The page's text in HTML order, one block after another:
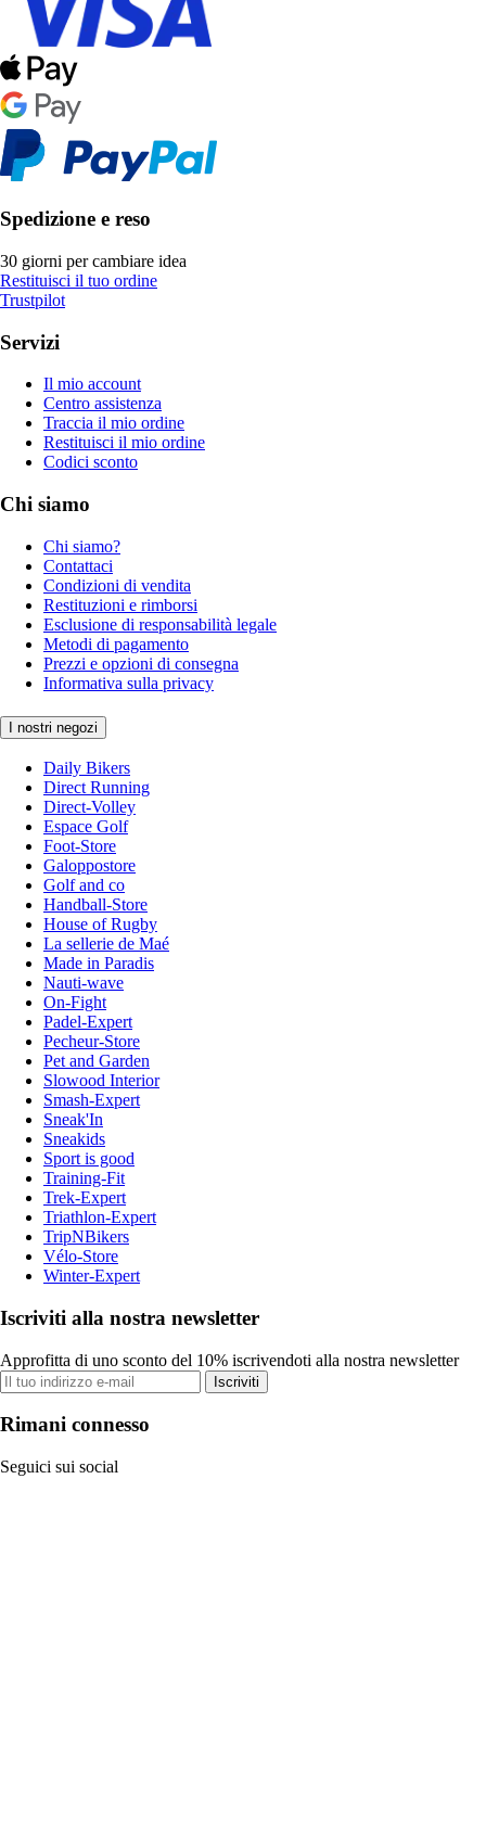
Spedizione e reso
30 giorni per cambiare idea
Restituisci il tuo ordine
Trustpilot
Servizi
Il mio account
Centro assistenza
Traccia il mio ordine
Restituisci il mio ordine
Codici sconto
Chi siamo
Chi siamo?
Contattaci
Condizioni di vendita
Restituzioni e rimborsi
Esclusione di responsabilità legale
Metodi di pagamento
Prezzi e opzioni di consegna
Informativa sulla privacy
I nostri negozi
Daily Bikers
Direct Running
Direct-Volley
Espace Golf
Foot-Store
Galoppostore
Golf and co
Handball-Store
House of Rugby
La sellerie de Maé
Made in Paradis
Nauti-wave
On-Fight
Padel-Expert
Pecheur-Store
Pet and Garden
Slowood Interior
Smash-Expert
Sneak'In
Sneakids
Sport is good
Training-Fit
Trek-Expert
Triathlon-Expert
TripNBikers
Vélo-Store
Winter-Expert
Iscriviti alla nostra newsletter
Approfitta di uno sconto del 10% iscrivendoti alla nostra newsletter
Iscriviti
Rimani connesso
Seguici sui social